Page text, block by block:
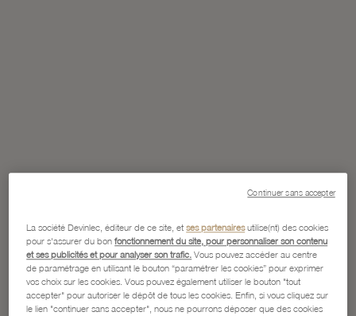
La société Devinlec, éditeur de ce site, etses partenairesutilise(nt) des cookies
pour s'assurer du bonfonctionnement du site, pour personnaliser son contenu
et ses publicités et pour analyser son trafic. Vous pouvez accéder au centre
de paramétrage en utilisant le bouton “paramétrer les cookies” pour exprimer
vos choix sur les cookies. Vous pouvez également utiliser le bouton "tout
accepter" pour autoriser le dépôt de tous les cookies. Enfin, si vous cliquez sur
le lien "continuer sans accepter", nous ne pourrons déposer que des cookies
Continuer sans accepter